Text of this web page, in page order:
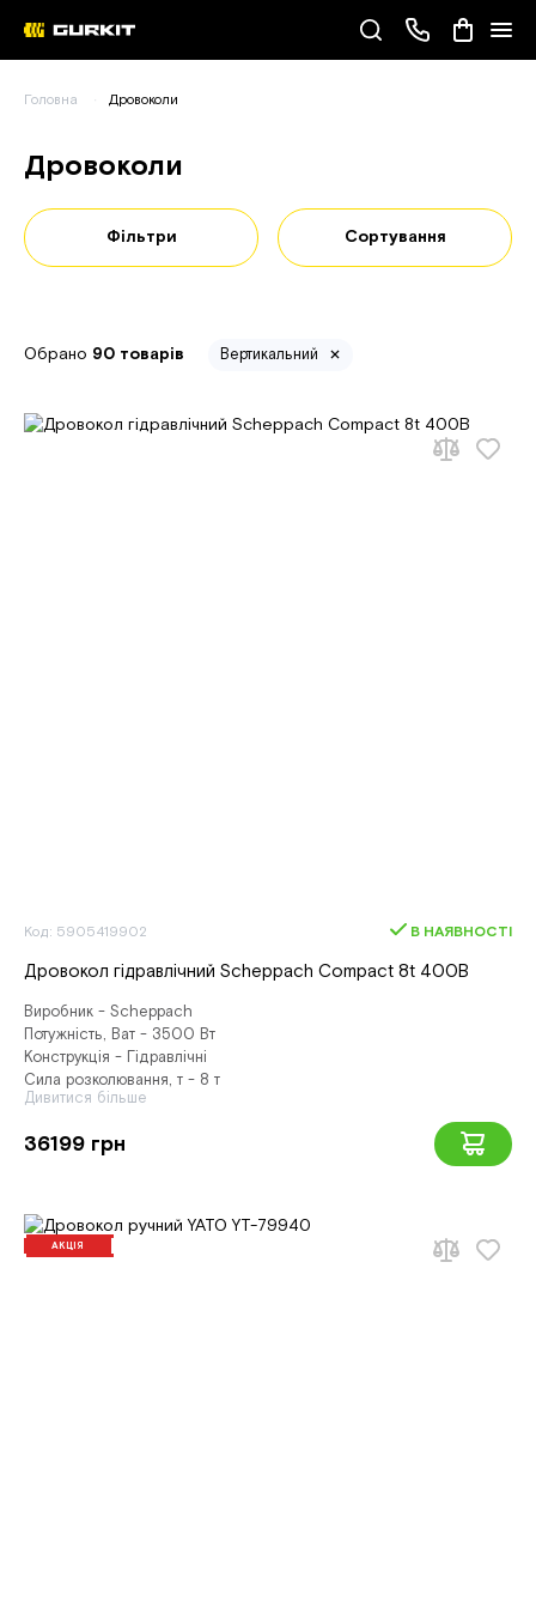
(093) 343-55-55
Головна Дровоколи
Дровоколи
Фільтри Сортування
Обрано 90 товарів Вертикальний
Код: 5905419902 В НАЯВНОСТІ
Дровокол гідравлічний Scheppach Compact 8t 400В
Виробник - Scheppach
Потужність, Ват - 3500 Вт
Конструкція - Гідравлічні
Сила розколювання, т - 8 т
Дивитися більше
36199 грн
АКЦІЯ